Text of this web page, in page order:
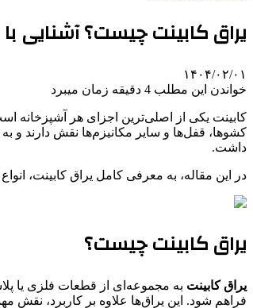
یراق کابینت چیست؟ آشنایی
۱۴۰۴/۰۲/۰۱
خواندن این مطلب 4 دقیقه زمان میبرد
کابینت یکی از اصلی‌ترین اجزای هر آشپزخانه
کشوها، قفل‌ها و سایر مکانیزم‌ها نقش دارند و
داشت.
در این مقاله، به معرفی کامل یراق کابینت،
یراق کابینت چیست؟
یراق کابینت به مجموعه‌ای از قطعات فلزی یا
فراهم شود. این یراق‌ها علاوه بر کاربرد، نقش